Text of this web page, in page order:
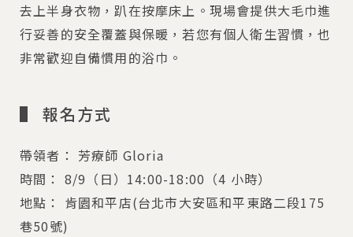
去上半身衣物，趴在按摩床上。現場會提供大毛巾進
行妥善的安全覆蓋與保暖，若您有個人衛生習慣，也
非常歡迎自備慣用的浴巾。
▌ 報名方式
帶領者： 芳療師 Gloria
時間： 8/9（日）14:00-18:00（4 小時）
地點： 肯園和平店(台北市大安區和平東路二段175
巷50號)